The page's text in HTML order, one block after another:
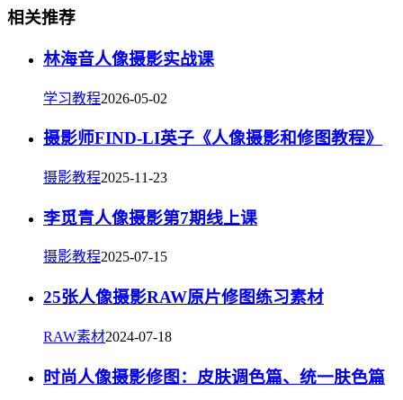
相关推荐
林海音人像摄影实战课
学习教程2026-05-02
摄影师FIND-LI英子《人像摄影和修图教程》
摄影教程2025-11-23
李觅青人像摄影第7期线上课
摄影教程2025-07-15
25张人像摄影RAW原片修图练习素材
RAW素材2024-07-18
时尚人像摄影修图：皮肤调色篇、统一肤色篇